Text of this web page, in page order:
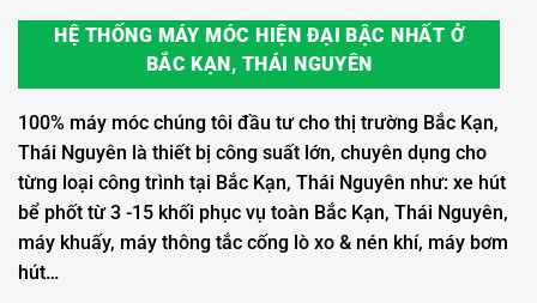
HỆ THỐNG MÁY MÓC HIỆN ĐẠI BẬC NHẤT Ở
BẮC KẠN, THÁI NGUYÊN
100% máy móc chúng tôi đầu tư cho thị trường Bắc Kạn,
Thái Nguyên là thiết bị công suất lớn, chuyên dụng cho
từng loại công trình tại Bắc Kạn, Thái Nguyên như: xe hút
bể phốt từ 3 -15 khối phục vụ toàn Bắc Kạn, Thái Nguyên,
máy khuấy, máy thông tắc cống lò xo & nén khí, máy bơm
hút…